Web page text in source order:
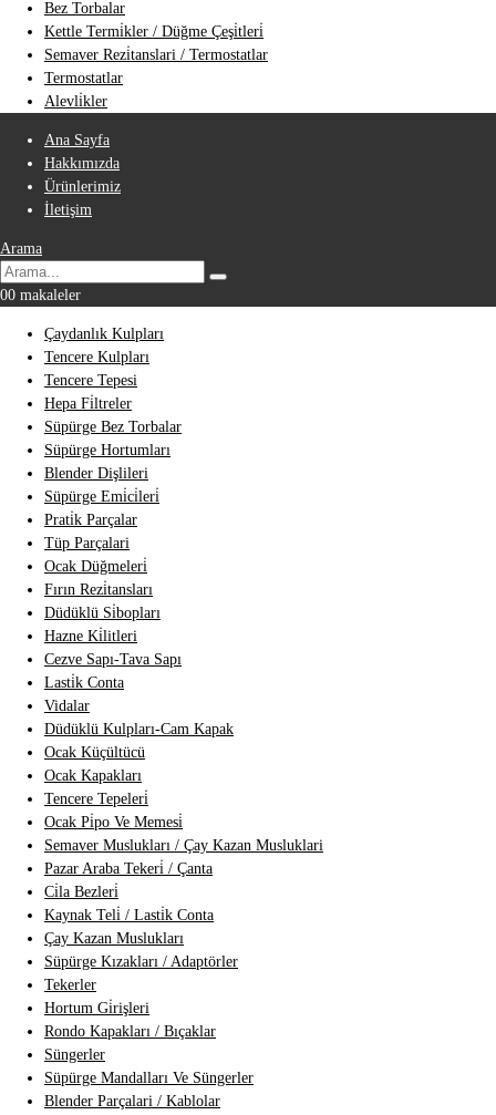
Bez Torbalar
Kettle Termi̇kler / Düğme Çeşi̇tleri̇
Semaver Rezi̇tanslari / Termostatlar
Termostatlar
Alevli̇kler
Ana Sayfa
Hakkımızda
Ürünlerimiz
İletişim
Arama
00 makaleler
Çaydanlık Kulpları
Tencere Kulpları
Tencere Tepesi
Hepa Fi̇ltreler
Süpürge Bez Torbalar
Süpürge Hortumları
Blender Dişlileri
Süpürge Emi̇ci̇leri̇
Prati̇k Parçalar
Tüp Parçalari
Ocak Düğmeleri̇
Fırın Rezi̇tansları
Düdüklü Si̇bopları
Hazne Ki̇litleri
Cezve Sapı-Tava Sapı
Lasti̇k Conta
Vidalar
Düdüklü Kulpları-Cam Kapak
Ocak Küçültücü
Ocak Kapakları
Tencere Tepeleri̇
Ocak Pi̇po Ve Memesi̇
Semaver Muslukları / Çay Kazan Musluklari
Pazar Araba Tekeri̇ / Çanta
Ci̇la Bezleri̇
Kaynak Teli̇ / Lasti̇k Conta
Çay Kazan Muslukları
Süpürge Kızakları / Adaptörler
Tekerler
Hortum Gi̇rişleri
Rondo Kapakları / Bıçaklar
Süngerler
Süpürge Mandalları Ve Süngerler
Blender Parçalari / Kablolar